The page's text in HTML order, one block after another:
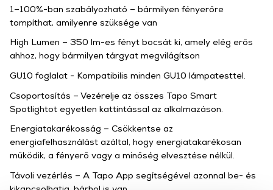
1–100%-ban szabályozható – bármilyen fényerőre
tompíthat, amilyenre szüksége van
High Lumen – 350 lm-es fényt bocsát ki, amely elég erős
ahhoz, hogy bármilyen tárgyat megvilágítson
GU10 foglalat - Kompatibilis minden GU10 lámpatesttel.
Csoportosítás – Vezérelje az összes Tapo Smart
Spotlightot egyetlen kattintással az alkalmazáson.
Energiatakarékosság – Csökkentse az
energiafelhasználást azáltal, hogy energiatakarékosan
működik, a fényerő vagy a minőség elvesztése nélkül.
Távoli vezérlés – A Tapo App segítségével azonnal be- és